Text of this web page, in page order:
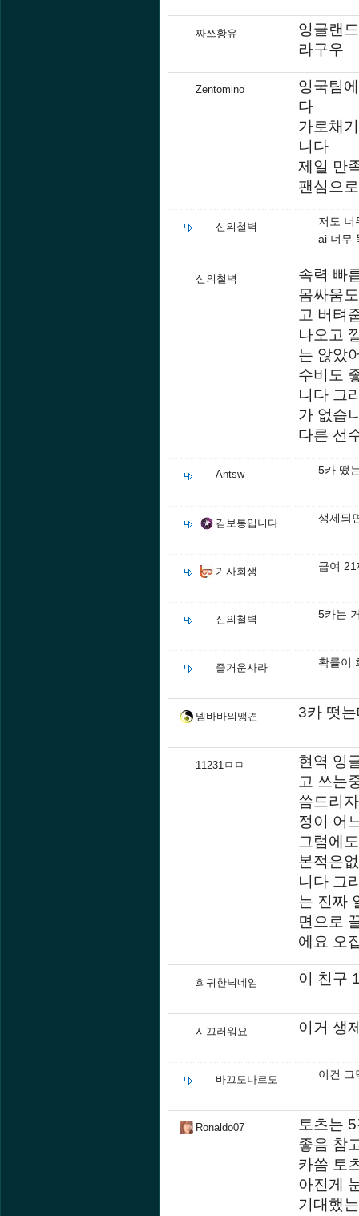
짜쓰황유
잉글랜
라구우
Zentomino
잉국팀
다
가로채
니다
제일 만
팬심으
신의철벽
저도 너
ai 너무
신의철벽
속력 빠
몸싸움
고 버텨
나오고
는 않았
수비도
니다 그
가 없습
다른 선
Antsw 5카 떴
김보통입니다 생제되
기사회생 급여
신의철벽 5카는
즐거운사라 확률이
뎀바바의맹견 3카 떳
11231ㅁㅁ
현역 잉
고 쓰는
씀드리
정이 어
그럼에
본적은
니다 그
는 진짜
면으로
에요 오
희귀한닉네임 이 친구
시끄러워요 이거 생
바끄도나르도 이건 그
Ronaldo07
토츠는
좋음 참
카씀 토
아진게
기대했